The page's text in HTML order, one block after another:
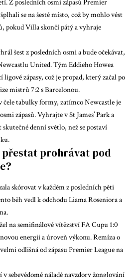
Z posledních osmi zápasů Premier
se na šesté místo, což by mohlo vést
pokud Villa skončí pátý a vyhraje
šest z posledních osmi a bude očekávat,
United. Tým Eddieho Howea
zápasy, což je propad, který začal po
mistrů 7:2 s Barcelonou.
tabulky formy, zatímco Newcastle je
zápasů. Vyhrajte v St James’ Park a
denní světlo, než se postaví
přestat prohrávat pod
skórovat v každém z posledních pěti
běh vedl k odchodu Liama ​​Roseniora a
na semifinálové vítězství FA Cupu 1:0
energii a úroveň výkonu. Remíza o
odlišná od zápasu Premier League na
sebevědomé náladě navzdory žonglování